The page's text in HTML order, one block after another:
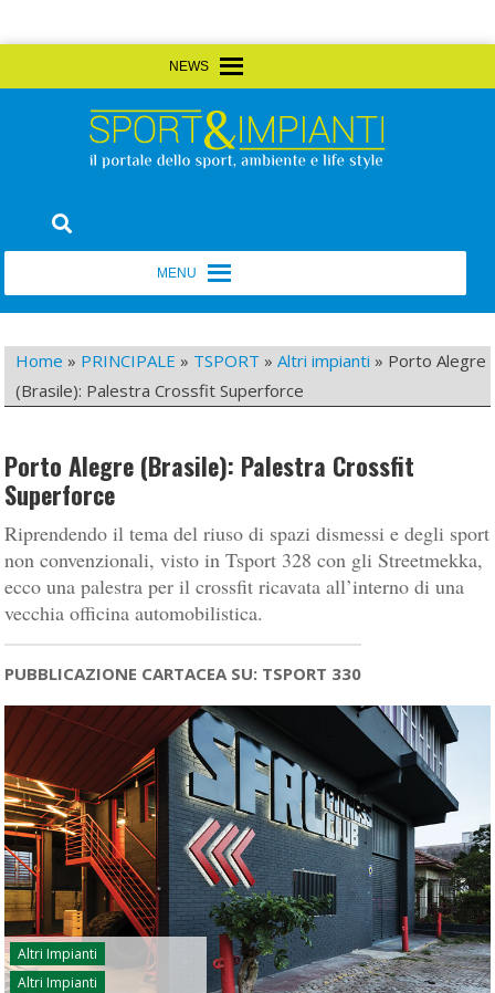
to
Sport&Impianti
Home » PRINCIPALE » TSPORT »Altri impianti » Porto Alegre
(Brasile): Palestra Crossfit Superforce
Porto Alegre (Brasile): Palestra Crossfit
Superforce
Riprendendo il tema del riuso di spazi dismessi e degli sport
non convenzionali, visto in Tsport 328 con gli Streetmekka,
ecco una palestra per il crossfit ricavata all’interno di una
vecchia officina automobilistica.
PUBBLICAZIONE CARTACEA SU: TSPORT 330
Altri Impianti
Altri Impianti